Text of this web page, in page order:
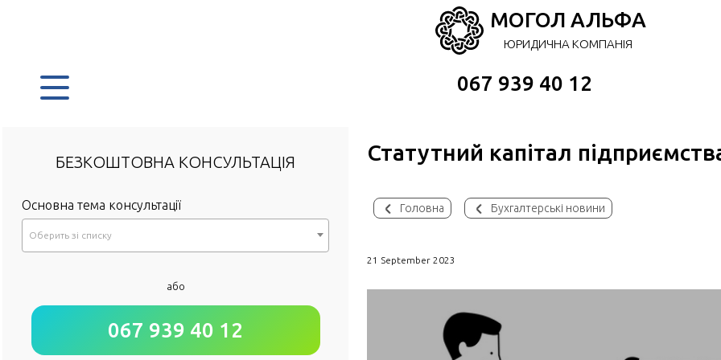
МОГОЛ АЛЬФА
ЮРИДИЧНА КОМПАНІЯ
067 939 40 12
Статутний капітал
Головна Бухгалтерські новини
21 September 2023
БЕЗКОШТОВНА КОНСУЛЬТАЦІЯ
Основна тема консультації
Оберить зi списку
або
067 939 40 12